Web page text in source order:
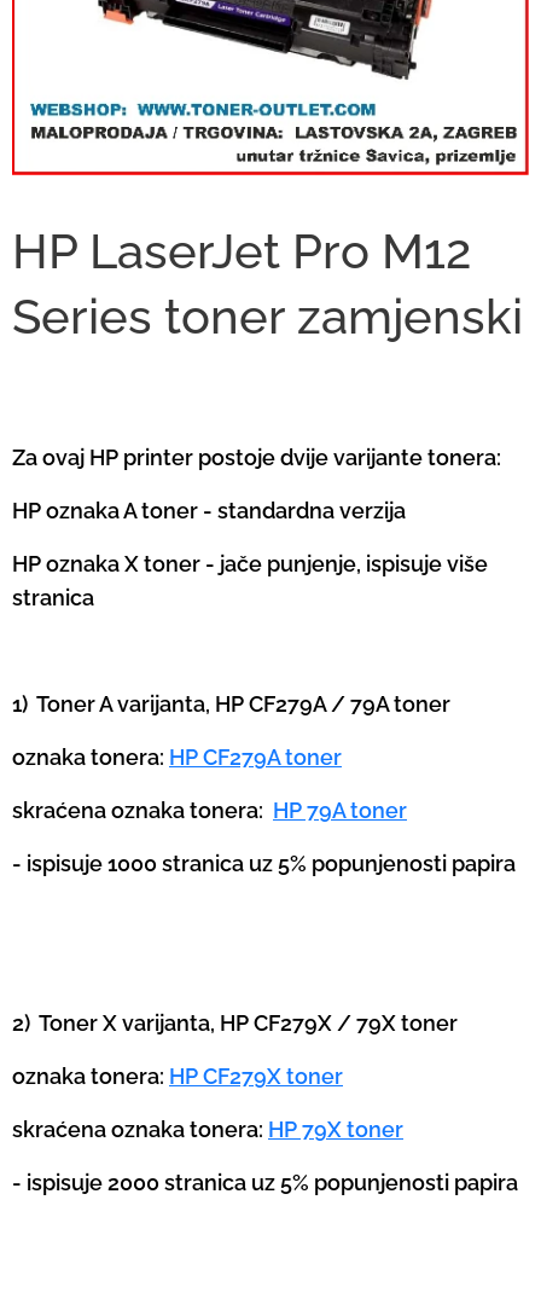
HP LaserJet Pro M12
Series toner zamjenski
Za ovaj HP printer postoje dvije varijante tonera:
HP oznaka A toner - standardna verzija
HP oznaka X toner - jače punjenje, ispisuje više
stranica
1) Toner A varijanta, HP CF279A / 79A toner
oznaka tonera: HP CF279A toner
skraćena oznaka tonera: HP 79A toner
- ispisuje 1000 stranica uz 5% popunjenosti papira
2) Toner X varijanta, HP CF279X / 79X toner
oznaka tonera: HP CF279X toner
skraćena oznaka tonera: HP 79X toner
- ispisuje 2000 stranica uz 5% popunjenosti papira